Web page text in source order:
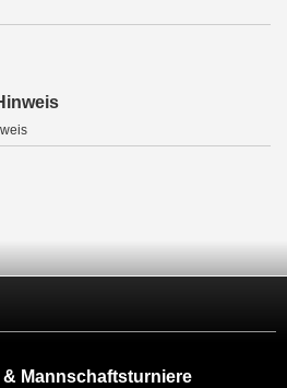
Mannschaftsturniere